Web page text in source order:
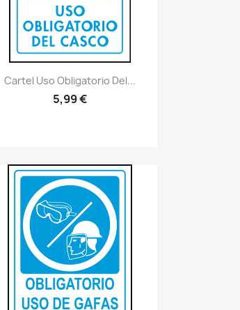
visibilityVistazo rápido
Cartel Uso Obligatorio Del...
5,99 €